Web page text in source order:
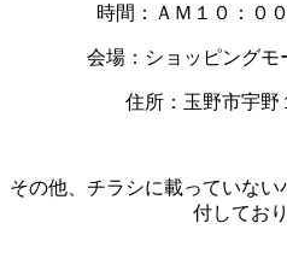
時間：ＡＭ１０：０
会場：ショッピング
住所：玉野市宇野
その他、チラシに載っていな
付してお